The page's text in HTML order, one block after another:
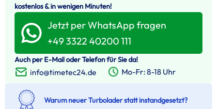
kostenlos & in wenigen Minuten!
Jetzt per WhatsApp fragen
+49 3322 40200 111
Auch per E-Mail oder Telefon für Sie da!
info@timetec24.de Mo-Fr: 8-18 Uhr
Warum neuer Turbolader statt instandgesetzt?